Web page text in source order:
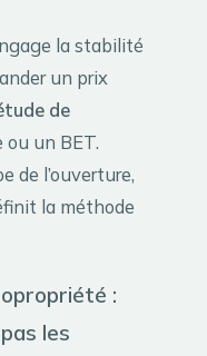
la stabilité
un prix
de
un BET.
de l’ouverture,
la méthode
:
les